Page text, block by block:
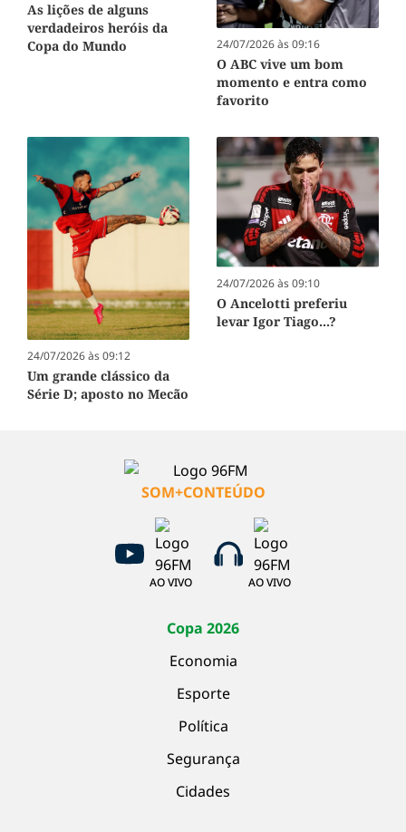
As lições de alguns
verdadeiros heróis da
Copa do Mundo
24/07/2026 às 09:16
O ABC vive um bom
momento e entra como
favorito
24/07/2026 às 09:12
Um grande clássico da
Série D; aposto no Mecão
24/07/2026 às 09:10
O Ancelotti preferiu
levar Igor Tiago...?
SOM+CONTEÚDO
AO VIVO AO VIVO
Copa 2026
Economia
Esporte
Política
Segurança
Cidades